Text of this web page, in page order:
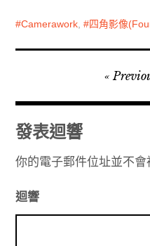
Camerawork , 四角影像
章
導
覽
發表迴響
你的電子郵件位址並不會
迴響